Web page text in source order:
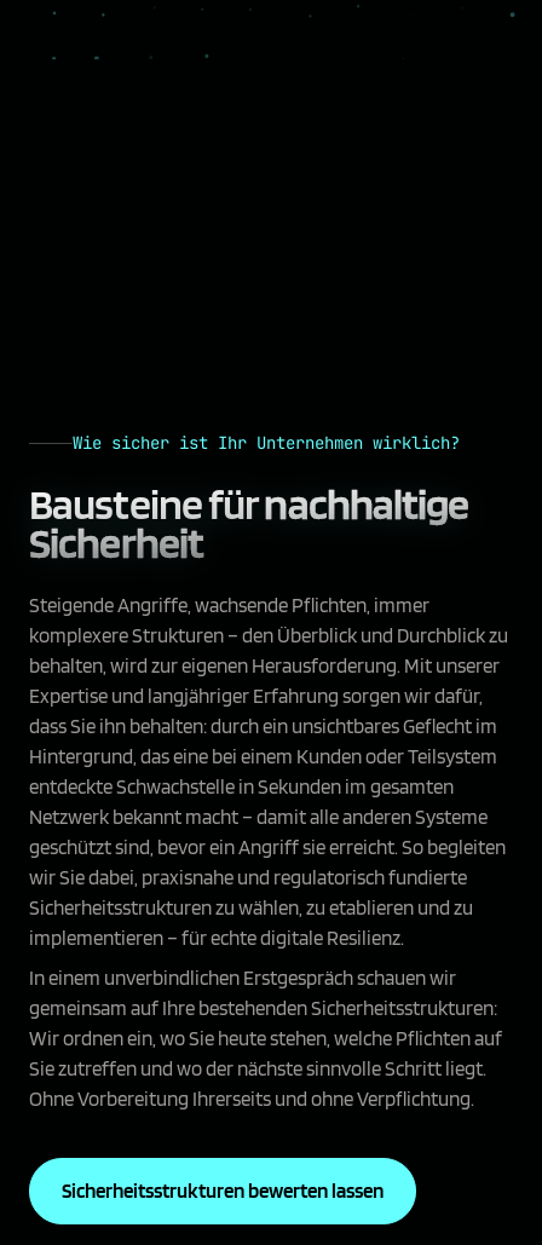
Wie sicher ist Ihr Unternehmen wirklich?
Bausteine fürnachhaltige
Sicherheit
Steigende Angriffe, wachsende Pflichten, immer
komplexere Strukturen – den Überblick und Durchblick zu
behalten, wird zur eigenen Herausforderung. Mit unserer
Expertise und langjähriger Erfahrung sorgen wir dafür,
dass Sie ihn behalten: durch ein unsichtbares Geflecht im
Hintergrund, das eine bei einem Kunden oder Teilsystem
entdeckte Schwachstelle in Sekunden im gesamten
Netzwerk bekannt macht – damit alle anderen Systeme
geschützt sind, bevor ein Angriff sie erreicht. So begleiten
wir Sie dabei, praxisnahe und regulatorisch fundierte
Sicherheitsstrukturen zu wählen, zu etablieren und zu
implementieren – für echte digitale Resilienz.
In einem unverbindlichen Erstgespräch schauen wir
gemeinsam auf Ihre bestehenden Sicherheitsstrukturen:
Wir ordnen ein, wo Sie heute stehen, welche Pflichten auf
Sie zutreffen und wo der nächste sinnvolle Schritt liegt.
Ohne Vorbereitung Ihrerseits und ohne Verpflichtung.
Sicherheitsstrukturen bewerten lassen